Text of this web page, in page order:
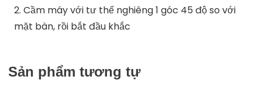
2. Cầm máy với tư thế nghiêng 1 góc 45 độ so với
mặt bàn, rồi bắt đầu khắc
Sản phẩm tương tự